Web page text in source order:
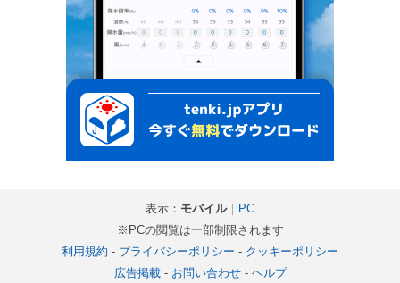
表示： モバイル｜ PC
※PCの閲覧は一部制限されます
利用規約 - プライバシーポリシー - クッキーポリシー
広告掲載- お問い合わせ- ヘルプ